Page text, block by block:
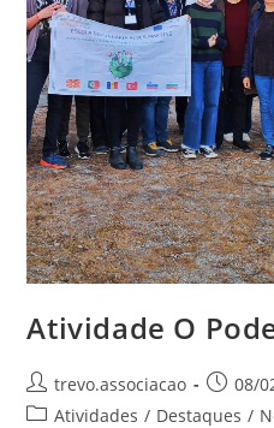
Atividade O
trevo.associacao
08/
Atividades / Destaques /